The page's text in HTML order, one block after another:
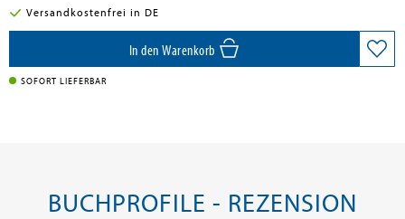
Versandkostenfrei in DE
In den Warenkorb
SOFORT LIEFERBAR
BUCHPROFILE - REZENSION